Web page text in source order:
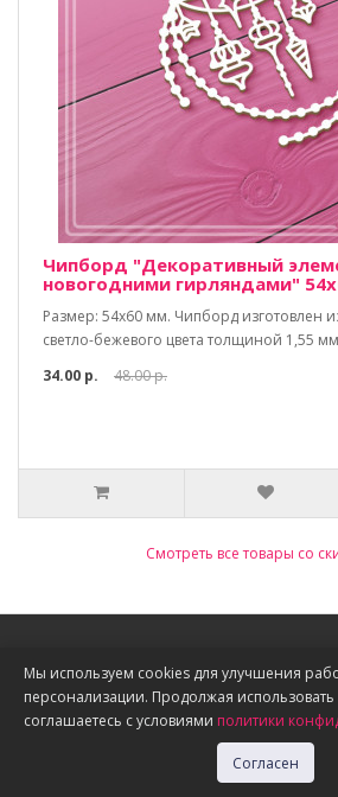
Чипборд "Декоративный
новогодними гирляндами"
Размер: 54х60 мм. Чипборд изготовлен
светло-бежевого цвета толщиной 1,55
34.00 р.
48.00 р.
Смотреть все товары со
Информация
О нас
Доставка, оплата, скидки
Политика конфиденциальности
Мы используем cookies для улучшения
персонализации. Продолжая
соглашаетесь с условиями политики
Согласен